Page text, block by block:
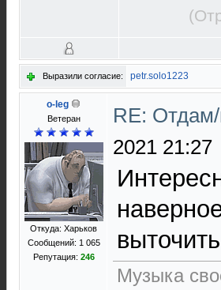
Выразили согласие: petr.solo1223
o-leg
Ветеран
Откуда: Харьков
Сообщений: 1 065
Репутация: 246
RE:
2021 21:27
Музыка